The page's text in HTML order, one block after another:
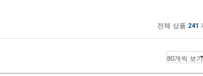
전체 상품 241